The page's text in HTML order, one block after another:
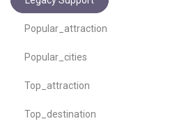
Popular_attraction
Popular_cities
Top_attraction
Top_destination